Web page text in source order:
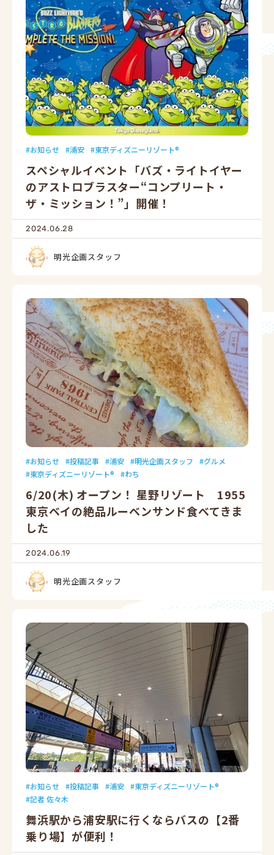
お知らせ 浦安 東京ディズニーリゾート®
スペシャルイベント「バズ・ライトイヤー
のアストロブラスター“コンプリート・
ザ・ミッション！”」開催！
2024.06.28
明光企画スタッフ
お知らせ 投稿記事 浦安 明光企画スタッフ
グルメ
東京ディズニーリゾート®
わち
6/20(木) オープン！ 星野リゾート 1955
東京ベイの絶品ルーベンサンド食べてきま
した
2024.06.19
明光企画スタッフ
お知らせ 投稿記事 浦安
東京ディズニーリゾート®
記者 佐々木
舞浜駅から浦安駅に行くならバスの【2番
乗り場】が便利！